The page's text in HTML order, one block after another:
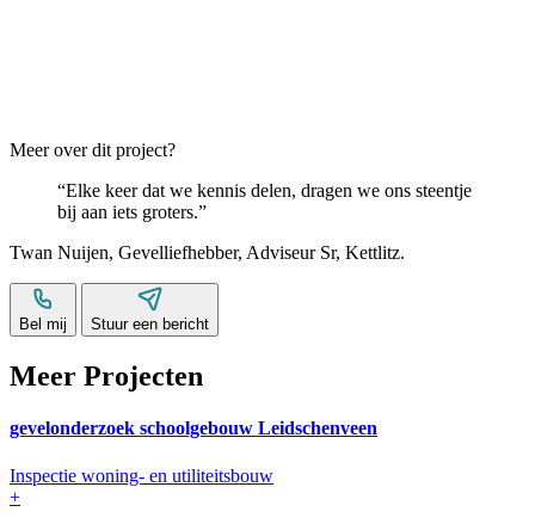
Meer over dit project?
Elke keer dat we kennis delen, dragen we ons steentje
bij aan iets groters.
Twan Nuijen, Gevelliefhebber, Adviseur Sr, Kettlitz.
Bel mij Stuur een bericht
Meer Projecten
gevelonderzoek schoolgebouw Leidschenveen
Inspectie woning- en utiliteitsbouw
+